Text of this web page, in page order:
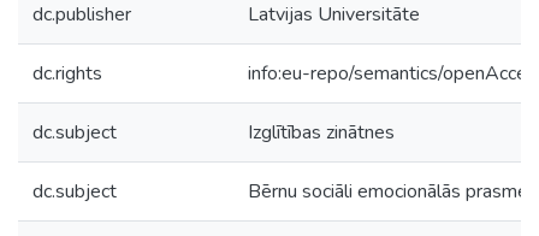
dc.publisher Latvijas Universitāte
dc.rights info:eu-repo/semantics/
dc.subject Izglītības zinātnes
dc.subject Bērnu sociāli emocionālās prasmes